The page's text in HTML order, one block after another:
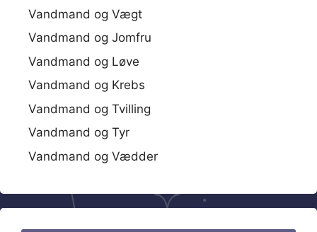
Vandmand og Vægt
Vandmand og Jomfru
Vandmand og Løve
Vandmand og Krebs
Vandmand og Tvilling
Vandmand og Tyr
Vandmand og Vædder